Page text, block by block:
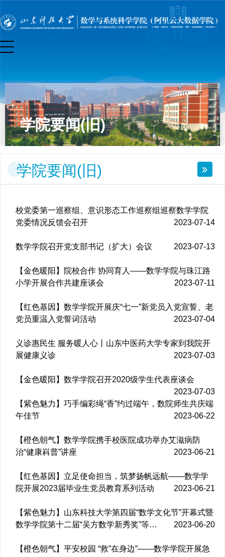
学院要闻(旧)
学院要闻(旧)
校党委第一巡察组、意识形态工作巡察组巡察数学学院
党委情况反馈会召开
2023-07-14
数学学院召开党支部书记（扩大）会议 2023-07-13
【金色暖阳】院校合作 协同育人——数学学院与珠江路
小学开展合作共建座谈会
2023-07-11
【红色基因】数学学院开展庆“七一”新党员入党宣誓、老
党员重温入党誓词活动
2023-07-04
义诊惠民生 服务暖人心丨山东中医药大学专家到我院开
展健康义诊
2023-07-03
【金色暖阳】数学学院召开2020级学生代表座谈会
2023-07-03
【紫色魅力】巧手编彩绳“香”约过端午，数院师生共庆端
午佳节
2023-06-22
【橙色朝气】数学学院携手校医院成功举办艾滋病防
治“健康嵙普”讲座
2023-06-21
【红色基因】立足使命担当，筑梦扬帆远航——数学学
院开展2023届毕业生党员教育系列活动
2023-06-21
【紫色魅力】山东科技大学第四届“数学文化节”开幕式暨
数学学院第十二届“吴方数学新秀奖”等…
2023-06-20
【橙色朝气】平安校园 “救”在身边”——数学学院开展急